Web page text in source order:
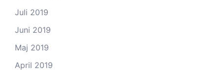
Juli 2019
Juni 2019
Maj 2019
April 2019